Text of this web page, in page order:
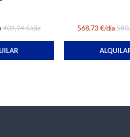
409,94 €/dia 568,73 €/dia